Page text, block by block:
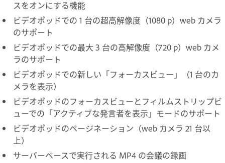
スをオンにする機能
ビデオポッドでの 1 台の超高解像度（1080 p）web カメラ
のサポート
ビデオポッドでの最大 3 台の高解像度（720 p）web カメ
ラのサポート
ビデオポッドでの新しい「フォーカスビュー」（1 台のカ
メラを表示）
ビデオポッドのフォーカスビューとフィルムストリップビ
ューでの「アクティブな発言者を表示」モードのサポート
ビデオポッドのページネーション（web カメラ 21 台以
上）
サーバーベースで実行される MP4 の会議の録画